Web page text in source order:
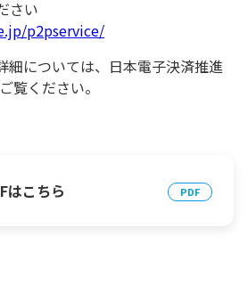
さい
p2pservice/
細については、日本電子決済推進
覧ください。
はこちら